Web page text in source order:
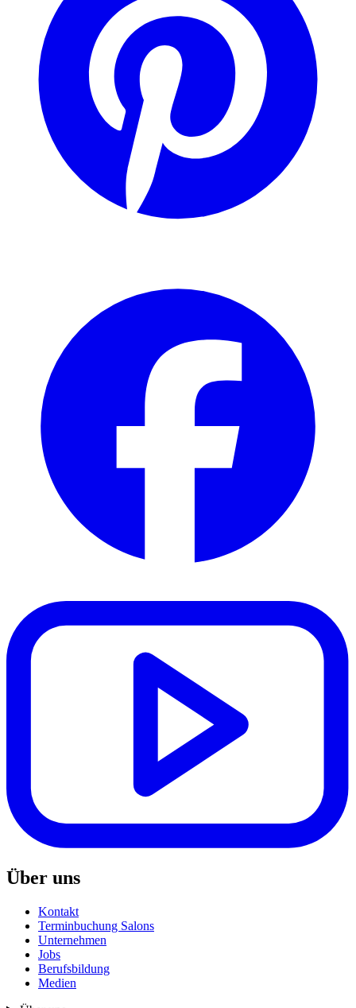
Über uns
Kontakt
Terminbuchung Salons
Unternehmen
Jobs
Berufsbildung
Medien